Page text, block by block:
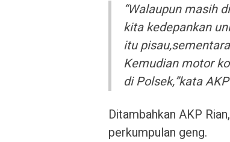
“Walaupun masih
kita kedepankan
itu
Kemudian motor
di Polsek,”kata
Ditambahkan AKP
perkumpulan geng.